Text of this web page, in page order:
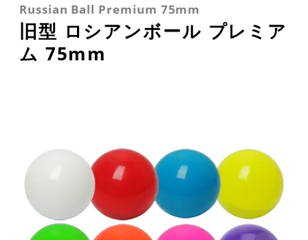
Russian Ball Premium 75mm
旧型 ロシアンボール プレミア
ム 75mm